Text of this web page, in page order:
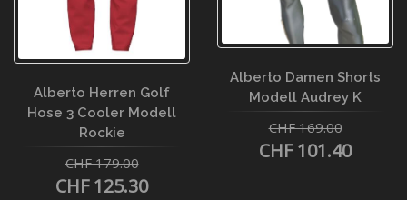
Alberto Herren Golf
Hose 3 Cooler Modell
Rockie
CHF 179.00
CHF 125.30
Alberto Damen Shorts
Modell Audrey K
CHF 169.00
CHF 101.40